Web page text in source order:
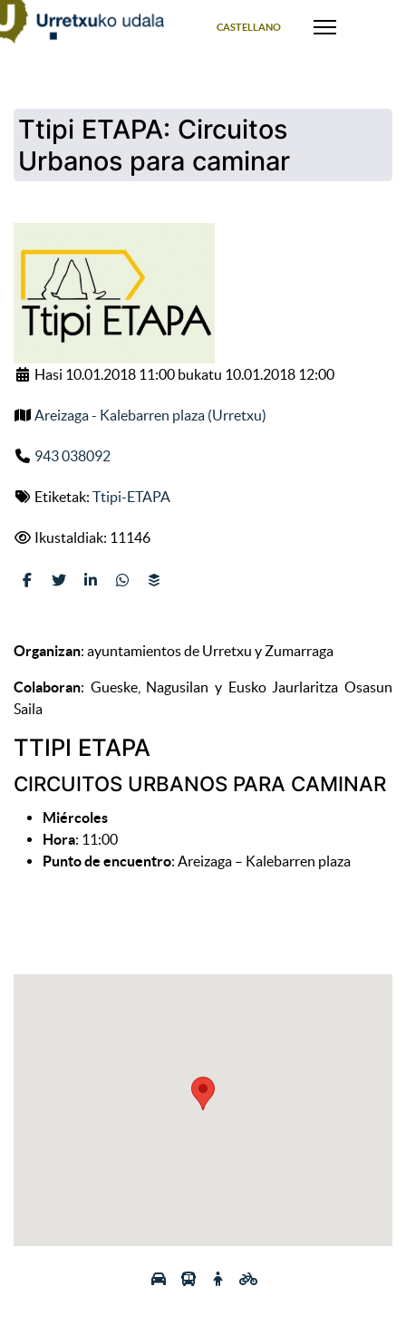
CASTELLANO
Ttipi ETAPA: Circuitos
Urbanos para caminar
Hasi 10.01.2018 11:00 bukatu 10.01.2018 12:00
Areizaga - Kalebarren plaza (Urretxu)
943 038092
Etiketak: Ttipi-ETAPA
Ikustaldiak: 11146
Organizan: ayuntamientos de Urretxu y Zumarraga
Colaboran: Gueske, Nagusilan y Eusko Jaurlaritza Osasun
Saila
TTIPI ETAPA
CIRCUITOS URBANOS PARA CAMINAR
Miércoles
Hora: 11:00
Punto de encuentro: Areizaga – Kalebarren plaza